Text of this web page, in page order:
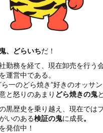
、どらいちだ！
勤務を経て、現在卸売を行う
運営中である。
ら一のどら焼き”好きのオッサ
と怒りのあまり どら焼きの鬼
黒歴史を乗り越え、現在では
いのある検証の鬼に成長。
発信中！